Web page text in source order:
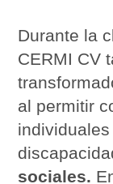
Durante la
CERMI CV
al permitir
sociales.